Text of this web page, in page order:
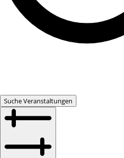
Suche Veranstaltungen